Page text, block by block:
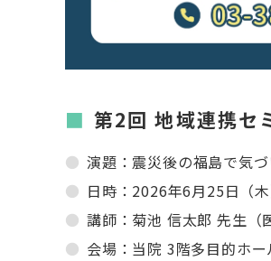
第2回 地域連携セ
演題：震災後の福島で気
日時：2026年6月25日（
講師：菊池 信太郎 先生（
会場：当院 3階多目的ホー